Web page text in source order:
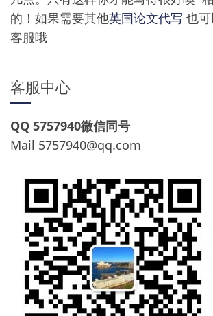
的！如果需要其他英国论文代写 也
客服哦
客服中心
QQ 5757940微信同号
Mail 5757940@qq.com